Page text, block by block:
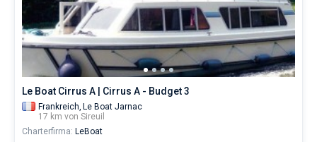
Skipper
wählen,
das
Boot
verwalten.
Im
Sailica-
Katalog
Le Boat Cirrus A | Cirrus A - Budget 3
Frankreich, Le Boat Jarnac
17 km von Sireuil
Charterfirma: LeBoat
Bareboat
Kapitan
Zeige Ergebnisse(0)